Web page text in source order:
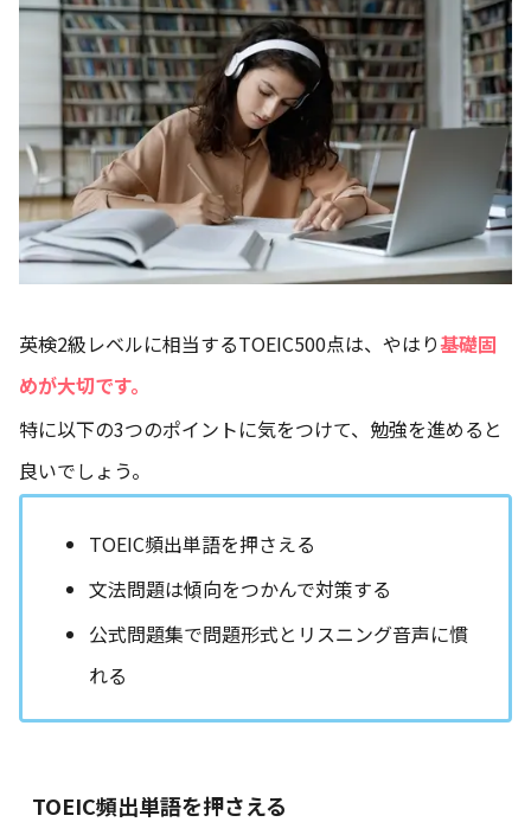
英検2級レベルに相当するTOEIC500点は、やはり基礎固
めが大切です。
特に以下の3つのポイントに気をつけて、勉強を進めると
良いでしょう。
TOEIC頻出単語を押さえる
文法問題は傾向をつかんで対策する
公式問題集で問題形式とリスニング音声に慣
れる
TOEIC頻出単語を押さえる